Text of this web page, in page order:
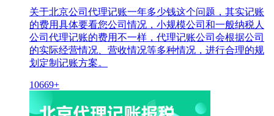
关于北京公司代理记账一年多少钱这个问题，其实记账
的费用具体要看您公司情况，小规模公司和一般纳税人
公司代理记账的费用不一样，代理记账公司会根据公司
的实际经营情况、营收情况等多种情况，进行合理的规
划定制记账方案。
10669+